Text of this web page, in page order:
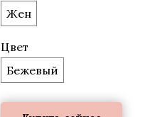
Жен
Цвет
Бежевый